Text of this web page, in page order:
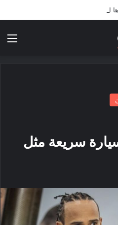
بمواجهة حافيا كوناكري
سريعة مثل